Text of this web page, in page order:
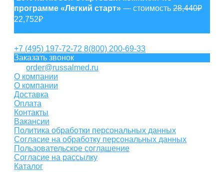
программе «Легкий старт» — стоимость 28,440₽
22,752₽
+7 (495) 197-72-72 8(800) 200-69-33
Заказать звонок
order@russalmed.ru
О компании
О компании
Доставка
Оплата
Контакты
Вакансии
Политика обработки персональных данных
Согласие на обработку персональных данных
Пользовательское соглашение
Согласие на рассылку
Каталог